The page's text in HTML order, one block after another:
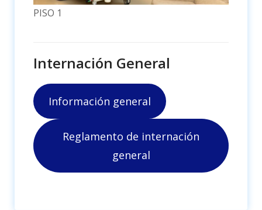
PISO 1
Internación General
Información general
Reglamento de internación
general